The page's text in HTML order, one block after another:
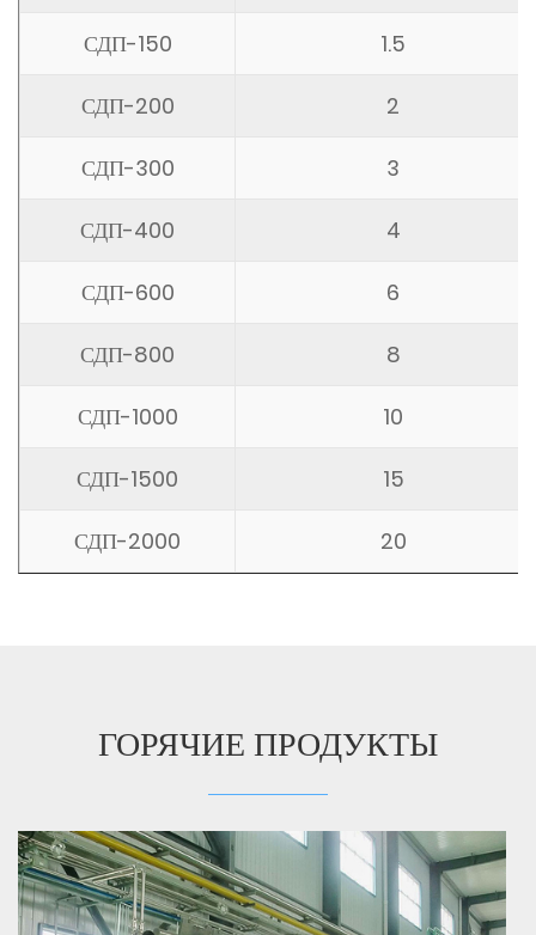
СДП-150 1.5
СДП-200 2
СДП-300 3
СДП-400 4
СДП-600 6
СДП-800 8
СДП-1000 10
СДП-1500 15
СДП-2000 20
ГОРЯЧИЕ ПРОДУКТЫ